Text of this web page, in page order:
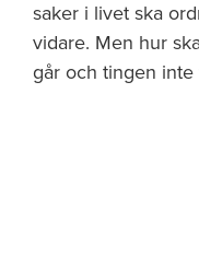
saker i livet ska
vidare. Men hur
går och tingen inte